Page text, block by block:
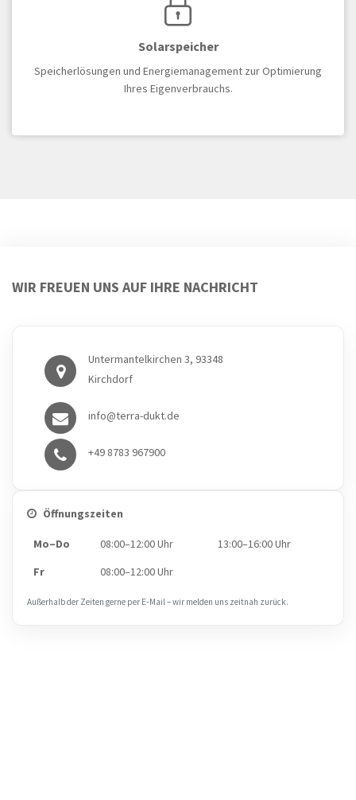
Solarspeicher
Speicherlösungen und Energiemanagement zur Optimierung
Ihres Eigenverbrauchs.
WIR FREUEN UNS AUF IHRE NACHRICHT
Untermantelkirchen 3, 93348
Kirchdorf
info@terra-dukt.de
+49 8783 967900
Öffnungszeiten
Mo–Do 08:00–12:00 Uhr
13:00–16:00 Uhr
Fr
08:00–12:00 Uhr
Außerhalb der Zeiten gerne per E‑Mail – wir melden uns zeitnah zurück.